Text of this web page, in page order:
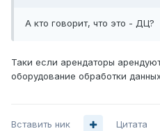
А кто говорит, что это - ДЦ?
Таки если арендаторы
оборудование обработки
Вставить ник Цитата